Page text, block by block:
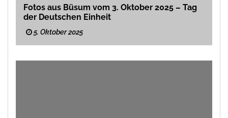
Fotos aus Büsum vom 3. Oktober 2025 – Tag
der Deutschen Einheit
5. Oktober 2025